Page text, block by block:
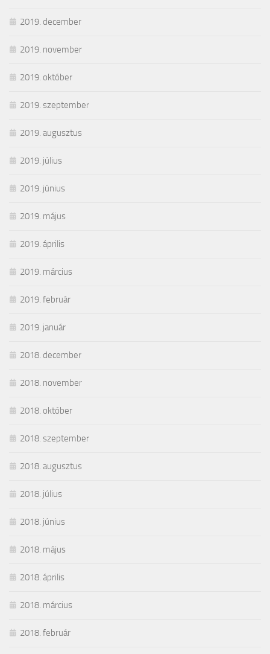
2019. december
2019. november
2019. október
2019. szeptember
2019. augusztus
2019. július
2019. június
2019. május
2019. április
2019. március
2019. február
2019. január
2018. december
2018. november
2018. október
2018. szeptember
2018. augusztus
2018. július
2018. június
2018. május
2018. április
2018. március
2018. február